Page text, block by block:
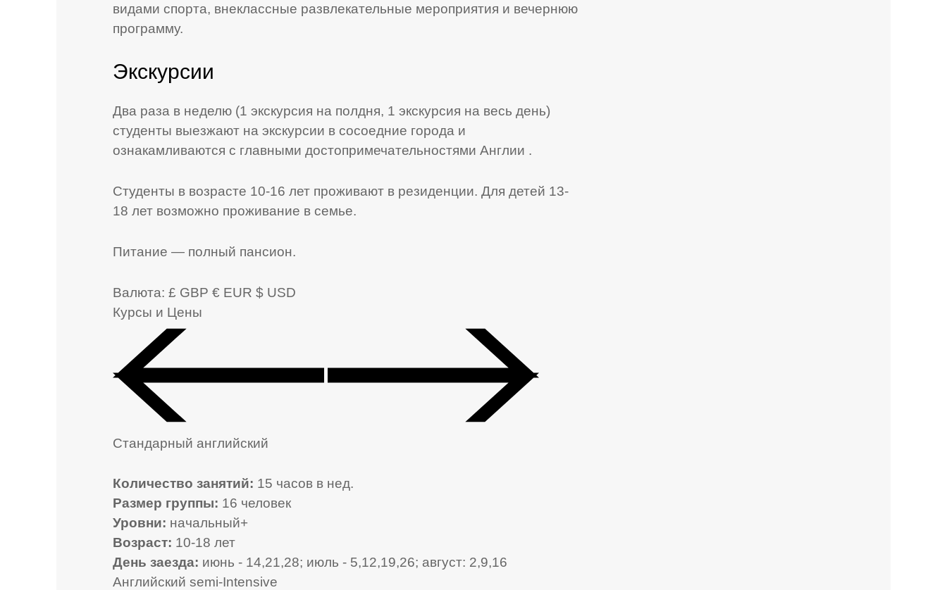
видами спорта, внеклассные развлекательные мероприятия и вечернюю
программу.
Экскурсии
Два раза в неделю (1 экскурсия на полдня, 1 экскурсия на весь день)
студенты выезжают на экскурсии в сосоедние города и
ознакамливаются с главными достопримечательностями Англии .
Студенты в возрасте 10-16 лет проживают в резиденции. Для детей 13-
18 лет возможно проживание в семье.
Питание — полный пансион.
Валюта: £ GBP € EUR $ USD
Курсы и Цены
Стандарный английский
Количество занятий: 15 часов в нед.
Размер группы: 16 человек
Уровни: начальный+
Возраст: 10-18 лет
День заезда: июнь - 14,21,28; июль - 5,12,19,26; август: 2,9,16
Английский semi-Intensive